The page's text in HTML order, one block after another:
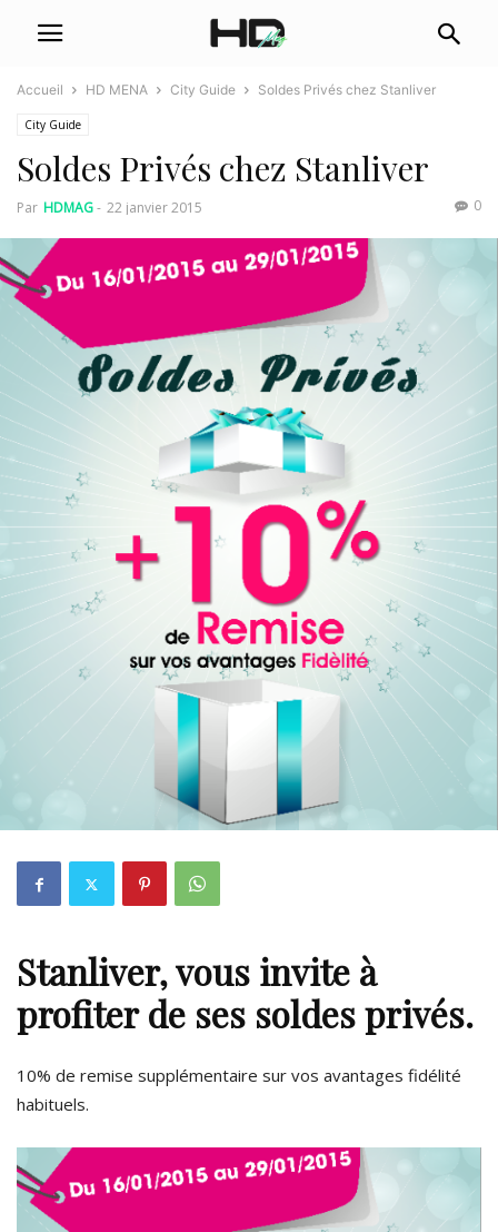
Accueil HD MENA City Guide Soldes Privés chez Stanliver
City Guide
Soldes Privés chez Stanliver
Par HDMAG- 22 janvier 2015 0
Stanliver, vous invite à
profiter de ses soldes privés.
10% de remise supplémentaire sur vos avantages fidélité
habituels.